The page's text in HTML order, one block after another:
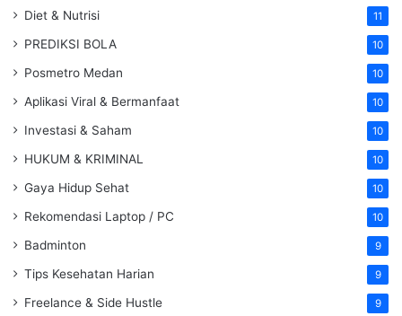
Diet & Nutrisi 11
PREDIKSI BOLA 10
Posmetro Medan 10
Aplikasi Viral & Bermanfaat 10
Investasi & Saham 10
HUKUM & KRIMINAL 10
Gaya Hidup Sehat 10
Rekomendasi Laptop / PC 10
Badminton 9
Tips Kesehatan Harian 9
Freelance & Side Hustle 9